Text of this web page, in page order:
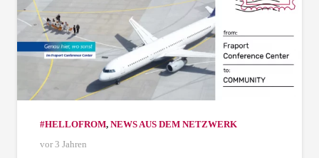
#HELLOFROM, NEWS AUS DEM NETZWERK
vor 3 Jahren